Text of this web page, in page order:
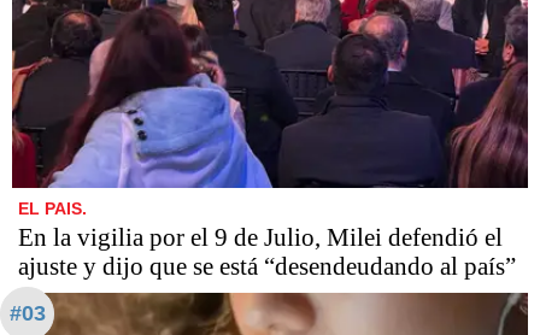
EL PAIS.
En la vigilia por el 9 de Julio, Milei defendió el
ajuste y dijo que se está “desendeudando al país”
#03